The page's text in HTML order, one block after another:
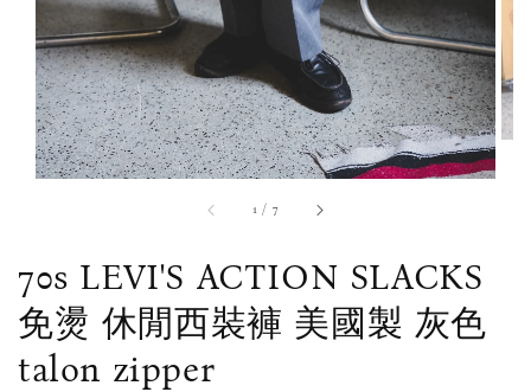
1 / 7
70s LEVI'S ACTION SLACKS
免燙 休閒西裝褲 美國製 灰色
talon zipper